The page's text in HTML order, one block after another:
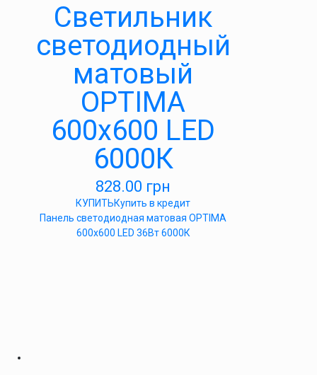
Светильник
светодиодный
матовый
OPTIMA
600х600 LED
6000К
828.00 грн
КУПИТЬКупить в кредит
Панель светодиодная матовая OPTIMA
600х600 LED 36Вт 6000К